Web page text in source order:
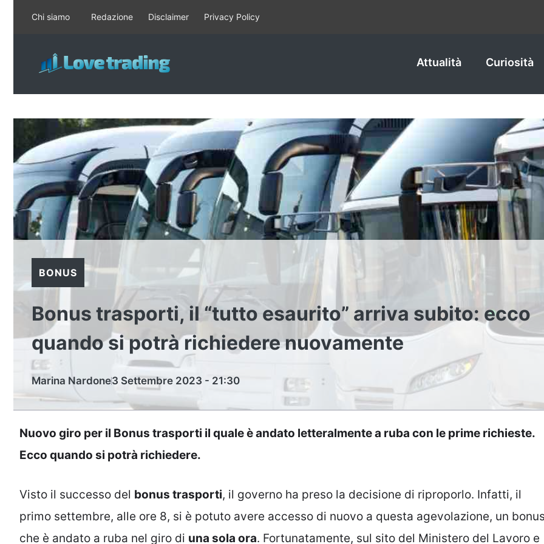
contenuto
Chi siamo Redazione Disclaimer Privacy Policy
Attualità Curiosità
BONUS
Bonus trasporti, il “tutto esaurito” arriva subito: ecco
quando si potrà richiedere nuovamente
Marina Nardone3 Settembre 2023 - 21:30
Nuovo giro per il Bonus trasporti il quale è andato letteralmente a ruba con le prime richieste.
Ecco quando si potrà richiedere.
Visto il successo del bonus trasporti, il governo ha preso la decisione di riproporlo. Infatti, il
primo settembre, alle ore 8, si è potuto avere accesso di nuovo a questa agevolazione, un
che è andato a ruba nel giro di una sola ora. Fortunatamente, sul sito del Ministero del Lavoro e